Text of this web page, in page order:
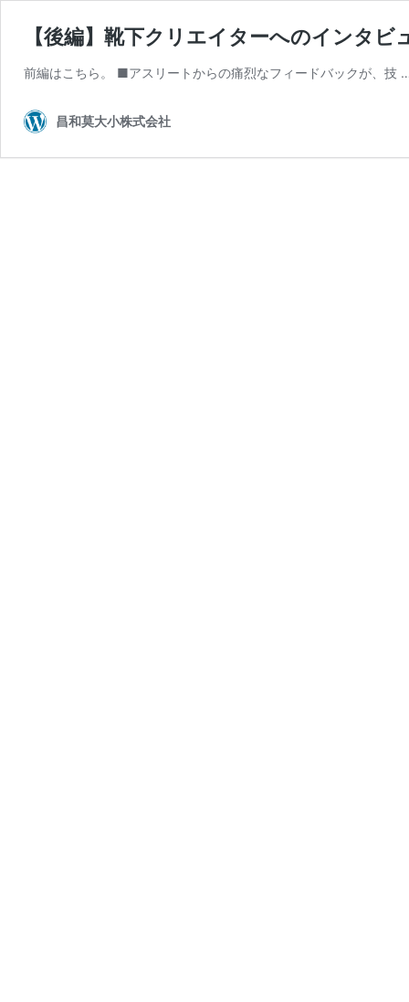
【後編】靴下クリエイターへのインタビ
前編はこちら。 ■アスリートからの痛烈なフィードバックが、技
昌和莫大小株式会社